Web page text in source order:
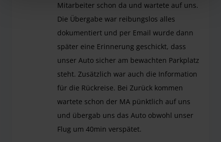
Mitarbeiter schon da und wartete auf uns.
Die Übergabe war reibungslos alles
dokumentiert und per Email wurde dann
später eine Erinnerung geschickt, dass
unser Auto sicher am bewachten Parkplatz
steht. Zusätzlich war auch die Information
für die Rückreise. Bei Zurück kommen
wartete schon der MA pünktlich auf uns
und übergab uns das Auto obwohl unser
Flug um 40min verspätet.